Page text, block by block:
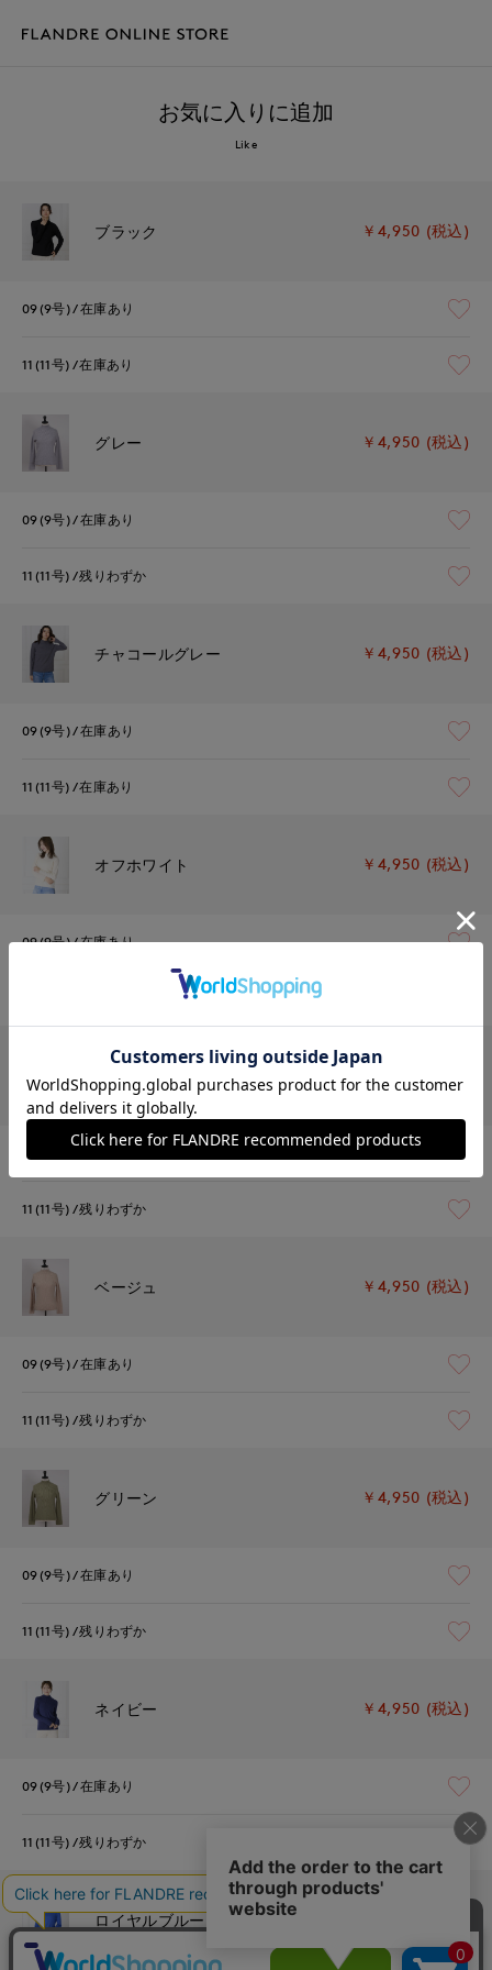
お気に入りに追加
Like
ブラック ￥4,950 (税込)
09(9号) 在庫あり
11(11号) 在庫あり
グレー ￥4,950 (税込)
09(9号) 在庫あり
11(11号) 残りわずか
チャコールグレー ￥4,950 (税込)
09(9号) 在庫あり
11(11号) 在庫あり
オフホワイト ￥4,950 (税込)
09(9号) 在庫あり
レッド ￥4,950 (税込)
09(9号)
11(11号) 残りわずか
ベージュ ￥4,950 (税込)
09(9号) 在庫あり
11(11号) 残りわずか
グリーン ￥4,950 (税込)
09(9号) 在庫あり
11(11号) 残りわずか
ネイビー ￥4,950 (税込)
09(9号) 在庫あり
11(11号) 残りわずか
ロイヤルブルー